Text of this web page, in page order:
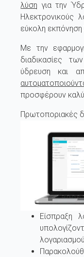
λύση για την
Ηλεκτρονικούς
εύκολη
Με την
διαδικασίες
ύδρευση και
προσφέρουν
Πρωτοποριακές δ
Είσπραξη